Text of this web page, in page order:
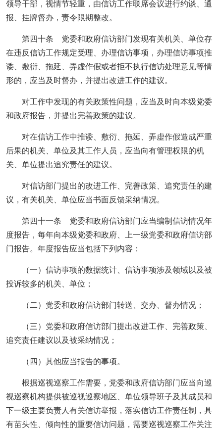
领导干部，视情节轻重，由信访工作联席会议进行约谈、通
报、挂牌督办，责令限期整改。
第四十条 党委和政府信访部门发现有关机关、单位存
在违反信访工作规定受理、办理信访事项，办理信访事项推
诿、敷衍、拖延、弄虚作假或者拒不执行信访处理意见等情
形的，应当及时督办，并提出改进工作的建议。
对工作中发现的有关政策性问题，应当及时向本级党委
和政府报告，并提出完善政策的建议。
对在信访工作中推诿、敷衍、拖延、弄虚作假造成严重
后果的机关、单位及其工作人员，应当向有管理权限的机
关、单位提出追究责任的建议。
对信访部门提出的改进工作、完善政策、追究责任的建
议，有关机关、单位应当书面反馈采纳情况。
第四十一条 党委和政府信访部门应当编制信访情况年
度报告，每年向本级党委和政府、上一级党委和政府信访部
门报告。年度报告应当包括下列内容：
（一）信访事项的数据统计、信访事项涉及领域以及被
投诉较多的机关、单位；
（二）党委和政府信访部门转送、交办、督办情况；
（三）党委和政府信访部门提出改进工作、完善政策、
追究责任建议以及被采纳情况；
（四）其他应当报告的事项。
根据巡视巡察工作需要，党委和政府信访部门应当向巡
视巡察机构提供被巡视巡察地区、单位领导班子及其成员和
下一级主要负责人有关信访举报，落实信访工作责任制，具
有苗头性、倾向性的重要信访问题，需要巡视巡察工作关注